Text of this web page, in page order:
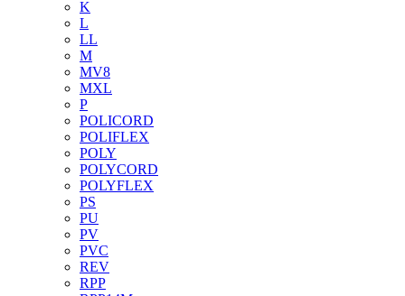
K
L
LL
M
MV8
MXL
P
POLICORD
POLIFLEX
POLY
POLYCORD
POLYFLEX
PS
PU
PV
PVC
REV
RPP